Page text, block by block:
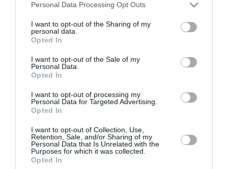
Personal Data Processing Opt Outs
I want to opt-out of the Sharing of my
personal data.
Opted In
I want to opt-out of the Sale of my
Personal Data.
Opted In
I want to opt-out of processing my
Personal Data for Targeted Advertising.
Opted In
I want to opt-out of Collection, Use,
Retention, Sale, and/or Sharing of my
Personal Data that Is Unrelated with the
Purposes for which it was collected.
Opted In
Ακολουθήστε το Culturenow.gr στο
μάθετε πρώτοι όλες τις ειδήσεις
Δείτε όλα τα
Πολιτισμό στοCulturenow.gr
Tags
ΔΡΑΜΑ - ΚΟΙΝΩΝΙΚΟ - ΣΥΓΧΡΟΝΟ
ΕΛΛΗΝΙΚΟ ΕΡΓΟ
ΘΕΑΤΡΙΚΕΣ ΠΑΡΑΣΤΑΣΕΙΣ 2025 – 2026
ΡΟΥΝΤΟΛΦ ΝΟΥΡΕΓΙΕΦ